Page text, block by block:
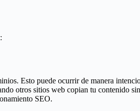
Esto puede ocurrir de manera
otros sitios web copian tu contenido
SEO.